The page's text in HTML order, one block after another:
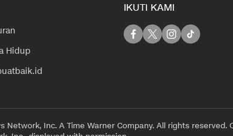
Hidup
IKUTI KAMI
Inc. A Time Warner Company. All rights reserved.